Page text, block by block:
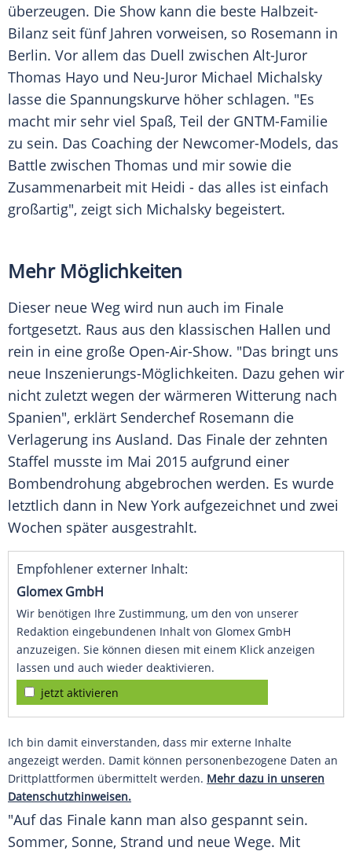
überzeugen. Die Show kann die beste Halbzeit-
Bilanz seit fünf Jahren vorweisen, so Rosemann in
Berlin. Vor allem das Duell zwischen Alt-Juror
Thomas Hayo und Neu-Juror Michael Michalsky
lasse die Spannungskurve höher schlagen. "Es
macht mir sehr viel Spaß, Teil der GNTM-Familie
zu sein. Das Coaching der Newcomer-Models, das
Battle zwischen Thomas und mir sowie die
Zusammenarbeit mit Heidi - das alles ist einfach
großartig", zeigt sich Michalsky begeistert.
Mehr Möglichkeiten
Dieser neue Weg wird nun auch im Finale
fortgesetzt. Raus aus den klassischen Hallen und
rein in eine große Open-Air-Show. "Das bringt uns
neue Inszenierungs-Möglichkeiten. Dazu gehen wir
nicht zuletzt wegen der wärmeren Witterung nach
Spanien", erklärt Senderchef Rosemann die
Verlagerung ins Ausland. Das Finale der zehnten
Staffel musste im Mai 2015 aufgrund einer
Bombendrohung abgebrochen werden. Es wurde
letztlich dann in New York aufgezeichnet und zwei
Wochen später ausgestrahlt.
Empfohlener externer Inhalt:
Glomex GmbH
Wir benötigen Ihre Zustimmung, um den von unserer
Redaktion eingebundenen Inhalt von Glomex GmbH
anzuzeigen. Sie können diesen mit einem Klick anzeigen
lassen und auch wieder deaktivieren.
jetzt aktivieren
Ich bin damit einverstanden, dass mir externe Inhalte
angezeigt werden. Damit können personenbezogene Daten an
Drittplattformen übermittelt werden. Mehr dazu in unseren
Datenschutzhinweisen.
"Auf das Finale kann man also gespannt sein.
Sommer, Sonne, Strand und neue Wege. Mit